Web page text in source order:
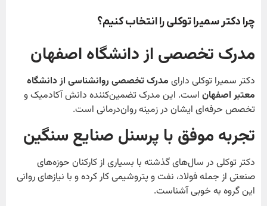
چرا دکتر سمیرا توکلی را انتخاب کنیم؟
مدرک تخصصی از دانشگاه اصفهان
دکتر سمیرا توکلی دارای مدرک تخصصی روانشناسی از دانشگاه
معتبر اصفهاناست. این مدرک تضمین‌کننده دانش آکادمیک و
تخصص حرفه‌ای ایشان در زمینه روان‌درمانی است.
تجربه موفق با پرسنل صنایع سنگین
دکتر توکلی در سال‌های گذشته با بسیاری از کارکنان حوزه‌های
صنعتی از جمله فولاد، نفت و پتروشیمی کار کرده و با نیازهای روانی
این گروه به خوبی آشناست.